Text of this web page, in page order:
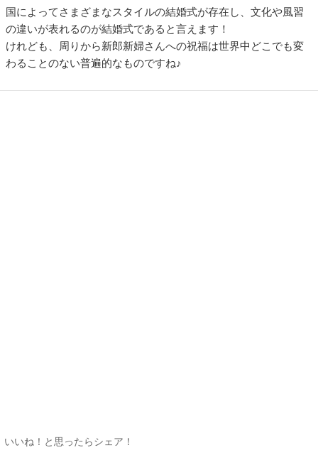
国によってさまざまなスタイルの結婚式が存在し、文化や風習
の違いが表れるのが結婚式であると言えます！
けれども、周りから新郎新婦さんへの祝福は世界中どこでも変
わることのない普遍的なものですね♪
いいね！と思ったらシェア！